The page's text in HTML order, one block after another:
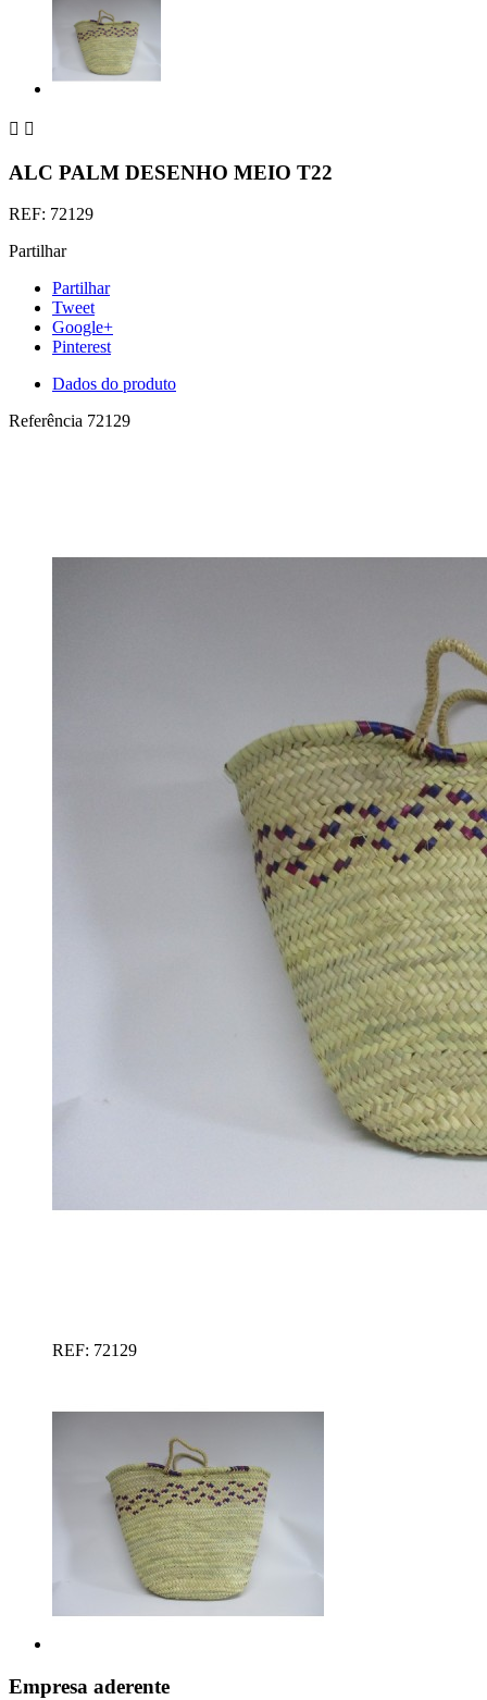
 
ALC PALM DESENHO MEIO T22
REF: 72129
Partilhar
Partilhar
Tweet
Google+
Pinterest
Dados do produto
Referência 72129
REF: 72129
Empresa aderente